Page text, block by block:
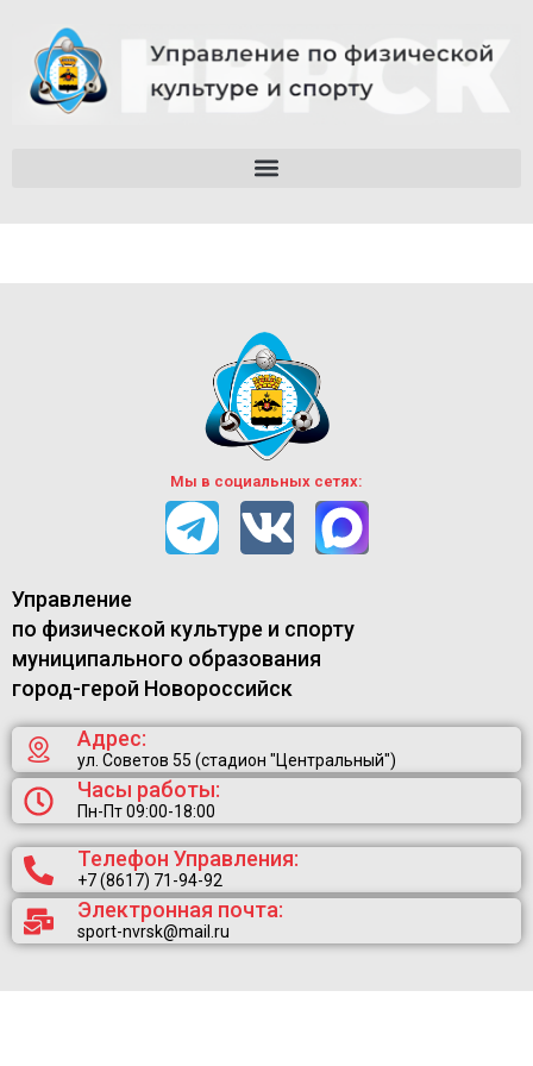
Мы в социальных сетях:
Управление
по физической культуре и спорту
муниципального образования
город-герой Новороссийск
Адрес:
ул. Советов 55 (стадион "Центральный")
Часы работы:
Пн-Пт 09:00-18:00
Телефон Управления:
+7 (8617) 71-94-92
Электронная почта:
sport-nvrsk@mail.ru